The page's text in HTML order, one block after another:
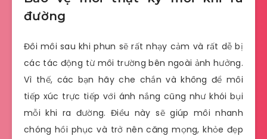
đường
Đôi môi sau khi phun sẽ rất nhạy cảm và rất dễ bị
các tác động từ môi trường bên ngoài ảnh hưởng.
Vì thế, các bạn hãy che chắn và không để môi
tiếp xúc trực tiếp với ánh nắng cũng như khói bụi
mỗi khi ra đường. Điều này sẽ giúp môi nhanh
chóng hồi phục và trở nên căng mọng, khỏe đẹp